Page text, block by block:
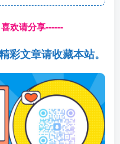
欢请分享------
彩文章请收藏本站。